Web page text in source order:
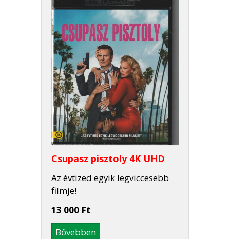
Csupasz pisztoly 4K UHD
Az évtized egyik legviccesebb
filmje!
13 000 Ft
Bővebben